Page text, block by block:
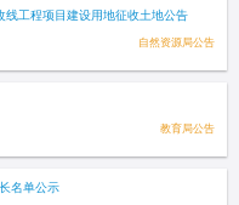
工程项目建设用地征收土地公告
自然资源局公告
教育局公告
名单公示